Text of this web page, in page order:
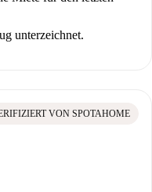
unterzeichnet.
VON SPOTAHOME